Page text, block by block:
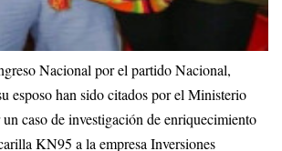
Nacional por el partido Nacional,
esposo han sido citados por el Ministerio
caso de investigación de enriquecimiento
KN95 a la empresa Inversiones